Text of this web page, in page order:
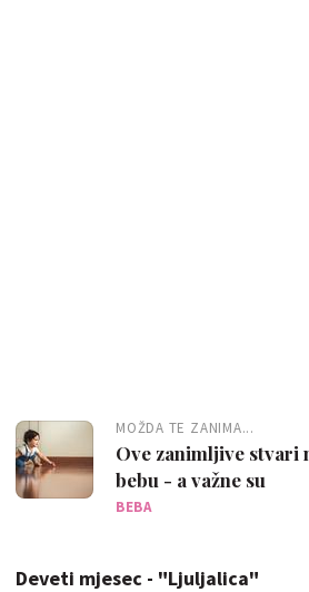
MOŽDA TE ZANIMA...
Ove zanimljive stvari
bebu - a važne su
BEBA
Deveti mjesec - "Ljuljalica"